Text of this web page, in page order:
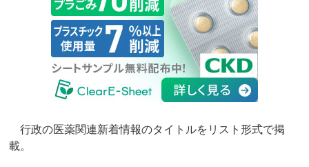
行政の医薬関連新着情報のタイトルをリスト形式で掲
載。